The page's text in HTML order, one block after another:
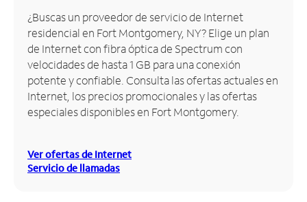
Administrar
cuenta
Encuentra
una
tienda
¿Buscas un proveedor de servicio de Internet
residencial en Fort Montgomery, NY? Elige un plan
de Internet con fibra óptica de Spectrum con
velocidades de hasta 1 GB para una conexión
potente y confiable. Consulta las ofertas actuales en
Internet, los precios promocionales y las ofertas
especiales disponibles en Fort Montgomery.
Ver ofertas de Internet
Servicio de llamadas